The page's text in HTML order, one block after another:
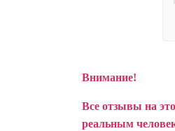
Внимание!
Все отзывы на
реальным